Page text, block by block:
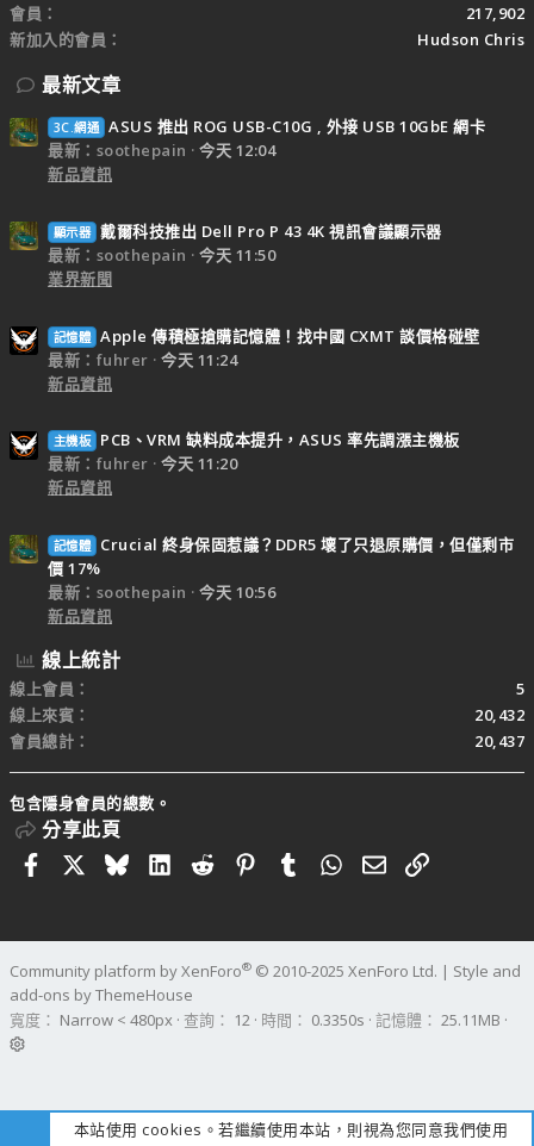
會員
217,902
新加入的會員
Hudson Chris
最新文章
3C.網通 ASUS 推出 ROG USB-C10G , 外接 USB 10GbE 網卡
最新：soothepain
今天 12:04
新品資訊
顯示器 戴爾科技推出 Dell Pro P 43 4K 視訊會議顯示器
最新：soothepain
今天 11:50
業界新聞
記憶體 Apple 傳積極搶購記憶體！找中國 CXMT 談價格碰壁
最新：fuhrer
今天 11:24
新品資訊
主機板
PCB、VRM 缺料成本提升，ASUS 率先調漲主機板
最新：fuhrer
今天 11:20
新品資訊
記憶體
Crucial 終身保固惹議？DDR5 壞了只退原購價，但僅剩市
價 17%
最新：soothepain
今天 10:56
新品資訊
線上統計
線上會員
5
線上來賓
20,432
會員總計
20,437
包含隱身會員的總數。
分享此頁
FacebookBlueskyLinkedIn
RedditPinterestTumblrWhatsApp
電子郵件
連結
Community platform by XenForo® © 2010-2025 XenForo Ltd. | Style and
add-ons by ThemeHouse
寬度
查詢 12 時間 0.3350s 記憶體 25.11MB
本站使用 cookies。若繼續使用本站，則視為您同意我們使用